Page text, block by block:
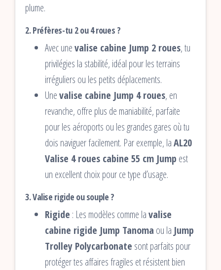
plume.
2. Préfères-tu 2 ou 4 roues ?
Avec unevalise cabine Jump 2 roues, tu
privilégies la stabilité, idéal pour les terrains
irréguliers ou les petits déplacements.
Unevalise cabine Jump 4 roues, en
revanche, offre plus de maniabilité, parfaite
pour les aéroports ou les grandes gares où tu
dois naviguer facilement. Par exemple, laAL20
Valise 4 roues cabine 55 cm Jump est
un excellent choix pour ce type d’usage.
3. Valise rigide ou souple ?
Rigide : Les modèles comme lavalise
cabine rigide Jump Tanoma ou la Jump
Trolley Polycarbonate sont parfaits pour
protéger tes affaires fragiles et résistent bien